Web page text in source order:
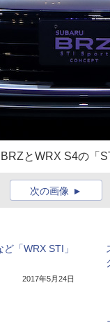
とWRX S4の「
次の画像
「WRX STI」
2017年5月24日